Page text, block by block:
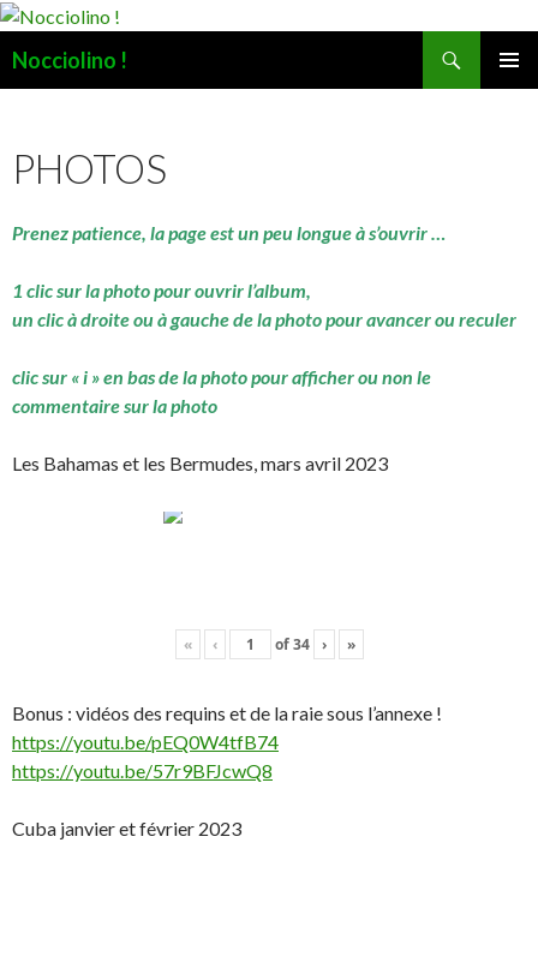
Nocciolino !
PHOTOS
Prenez patience, la page est un peu longue à s’ouvrir …
1 clic sur la photo pour ouvrir l’album,
un clic à droite ou à gauche de la photo pour avancer ou reculer
clic sur « i » en bas de la photo pour afficher ou non le
commentaire sur la photo
Les Bahamas et les Bermudes, mars avril 2023
« ‹ of34 › »
Bonus : vidéos des requins et de la raie sous l’annexe !
https://youtu.be/pEQ0W4tfB74
https://youtu.be/57r9BFJcwQ8
Cuba janvier et février 2023